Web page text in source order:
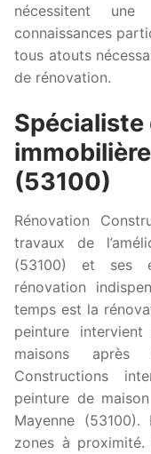
nécessitent
connaissances
tous atouts
de rénovation.
Spécialiste
(53100)
Rénovation
travaux de
(53100) et ses
rénovation
temps est la
peinture
maisons après
Constructions
peinture de
Mayenne
zones à